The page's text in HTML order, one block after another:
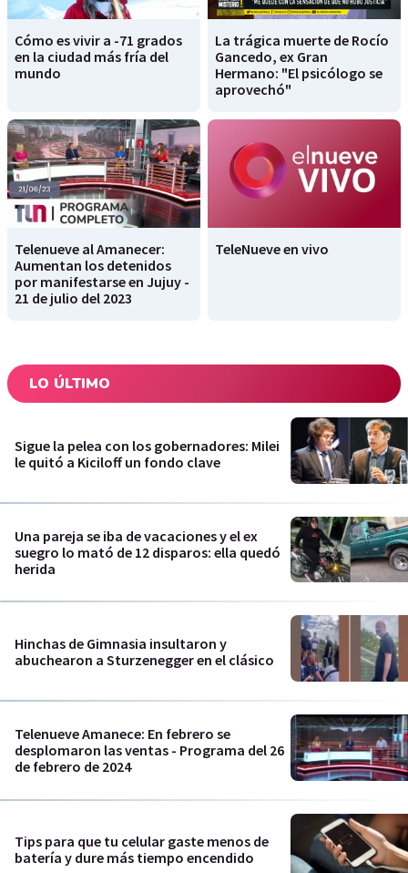
Cómo es vivir a -71 grados
en la ciudad más fría del
mundo
La trágica muerte de Rocío
Gancedo, ex Gran
Hermano: "El psicólogo se
aprovechó"
Telenueve al Amanecer:
Aumentan los detenidos
por manifestarse en Jujuy -
21 de julio del 2023
TeleNueve en vivo
LO ÚLTIMO
Sigue la pelea con los gobernadores: Milei
le quitó a Kiciloff un fondo clave
Una pareja se iba de vacaciones y el ex
suegro lo mató de 12 disparos: ella quedó
herida
Hinchas de Gimnasia insultaron y
abuchearon a Sturzenegger en el clásico
Telenueve Amanece: En febrero se
desplomaron las ventas - Programa del 26
de febrero de 2024
Tips para que tu celular gaste menos de
batería y dure más tiempo encendido